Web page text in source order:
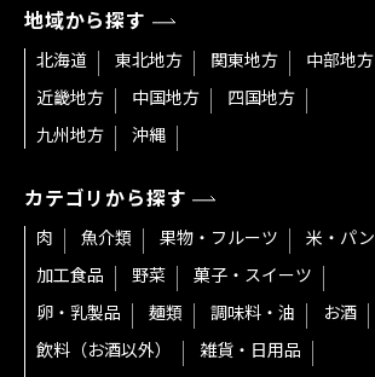
地域から探す
北海道 東北地方 関東地方
中部地方
近畿地方
中国地方
四国地方
九州地方
沖縄
カテゴリから探す
肉 魚介類 果物・フルーツ
米・パン
加工食品
野菜
菓子・スイーツ
卵・乳製品
麺類 調味料・油
お酒
飲料（お酒以外）
雑貨・日用品